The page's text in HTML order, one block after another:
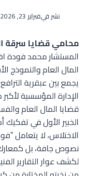
نشر فيفبراير 23, 2026
محامي قضايا سرقة
المستشار محمد
المال العام والنموذج
يجمع بين عبقرية
الإدارة المؤسسية
قضايا المال العام
الخبير الأول في تفكيك
الاختلاس، لا يتعامل
نصوص جافة، بل
لكشف عوار التقارير